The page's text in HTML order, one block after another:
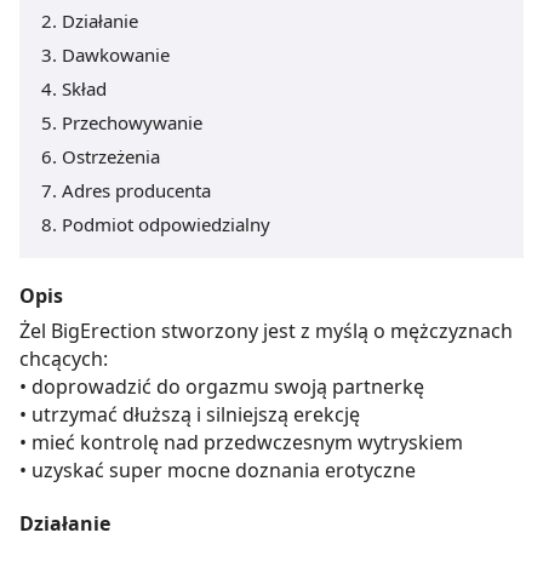
Działanie
Dawkowanie
Skład
Przechowywanie
Ostrzeżenia
Adres producenta
Podmiot odpowiedzialny
Opis
Żel BigErection stworzony jest z myślą o mężczyznach
chcących:
• doprowadzić do orgazmu swoją partnerkę
• utrzymać dłuższą i silniejszą erekcję
• mieć kontrolę nad przedwczesnym wytryskiem
• uzyskać super mocne doznania erotyczne
Działanie